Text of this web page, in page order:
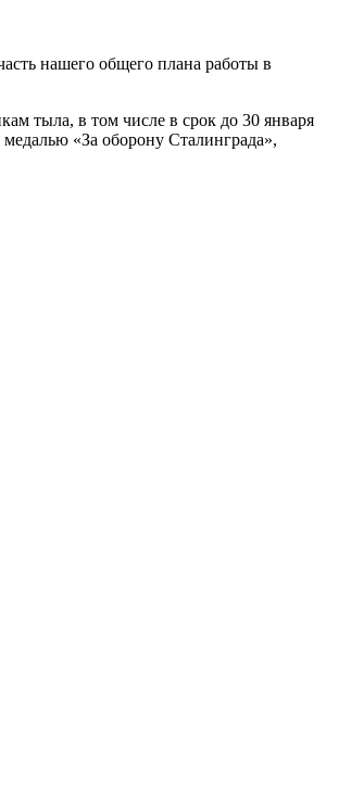
нашего общего плана работы в
тыла, в том числе в срок до 30 января
«За оборону Сталинграда»,